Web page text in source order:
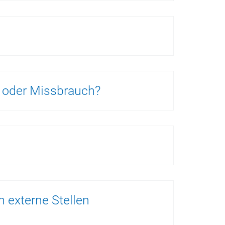
Missbrauch?
externe Stellen